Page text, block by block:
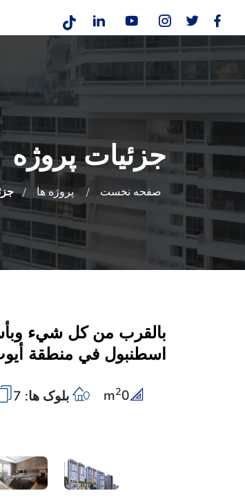
جزئیات پروژه
صفحه نخست پروژه ها
بالقرب من كل شيء
اسطنبول في منطقة أيوب
0
m2 بلوک ها: 7